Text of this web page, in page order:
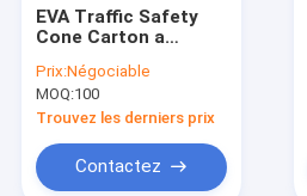
EVA Traffic Safety
Cone Carton a
visibilité 35*35cm
Prix:Négociable
MOQ:100
Trouvez les derniers prix
Contactez